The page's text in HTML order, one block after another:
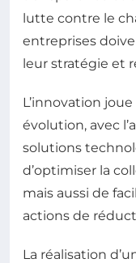
lutte contre le
entreprises
leur stratégie et
L’innovation
évolution, avec
solutions
d’optimiser la
mais aussi de
actions de
La réalisation